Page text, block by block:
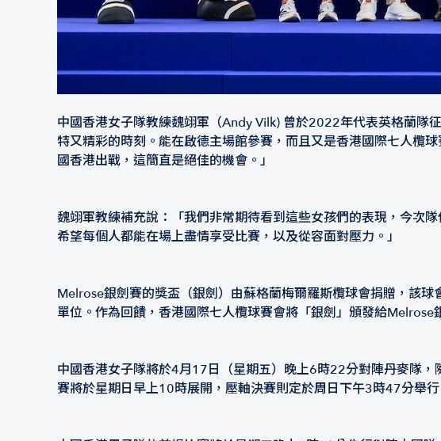
中國香港女子隊教練魏翊軍（Andy Vilk) 曾於2022年代表英格蘭隊
特又精彩的時刻。能在啟德主場館參賽，而且又是香港國際七人欖
國香港出戰，這簡直是絕佳的機會。」
魏翊軍教練補充說：「我們非常期待看到這些女孩們的表現，今次
希望每個人都能在場上盡情享受比賽，以及從容面對壓力。」
Melrose銀劍賽的獎盃（銀劍）由蘇格蘭梅爾羅斯欖球會捐贈，該
單位。作為回饋，香港國際七人欖球賽會將「銀劍」頒發給Melrose
中國香港女子隊將於4月17日（星期五）晚上6時22分對陣丹麥隊
賽將於星期日早上10時展開，壓軸決賽則定於周日下午3時47分舉行